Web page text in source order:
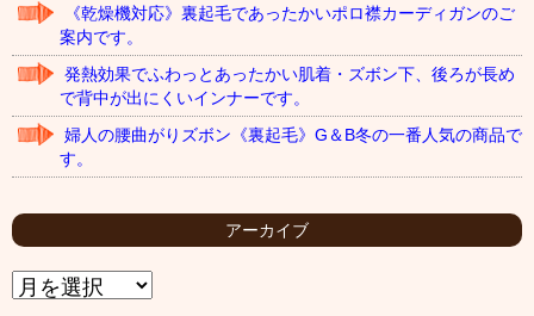
《乾燥機対応》裏起毛であったかいポロ襟カーディガンのご
案内です。
発熱効果でふわっとあったかい肌着・ズボン下、後ろが長め
で背中が出にくいインナーです。
婦人の腰曲がりズボン《裏起毛》G＆B冬の一番人気の商品で
す。
アーカイブ
ア
ー